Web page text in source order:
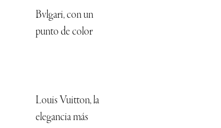
Bvlgari, con un
punto de color
Louis Vuitton, la
elegancia más